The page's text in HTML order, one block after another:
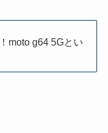
moto g64 5Gとい